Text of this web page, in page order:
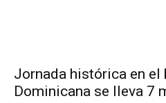
Jornada histórica en el
Dominicana se lleva 7